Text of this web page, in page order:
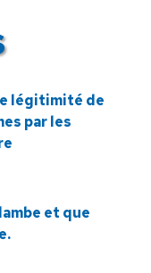
légitimité de
par les
et que